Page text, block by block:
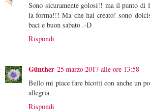
Sono sicuramente golosi!! ma il punto di
la forma!!! Ma che hai creato! sono
baci e buon sabato .-D
Rispondi
Günther 25 marzo 2017 alle ore 13:58
Bello mi piace fare bicotti con anche un
allegria
Rispondi